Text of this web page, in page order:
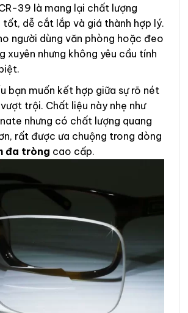
39 là mang lại chất lượng
tốt, dễ cắt lắp và giá thành hợp lý.
người dùng văn phòng hoặc đeo
xuyên nhưng không yêu cầu tính
bạn muốn kết hợp giữa sự rõ nét
trội. Chất liệu này nhẹ như
nhưng có chất lượng quang
rất được ưa chuộng trong dòng
đa tròng cao cấp.